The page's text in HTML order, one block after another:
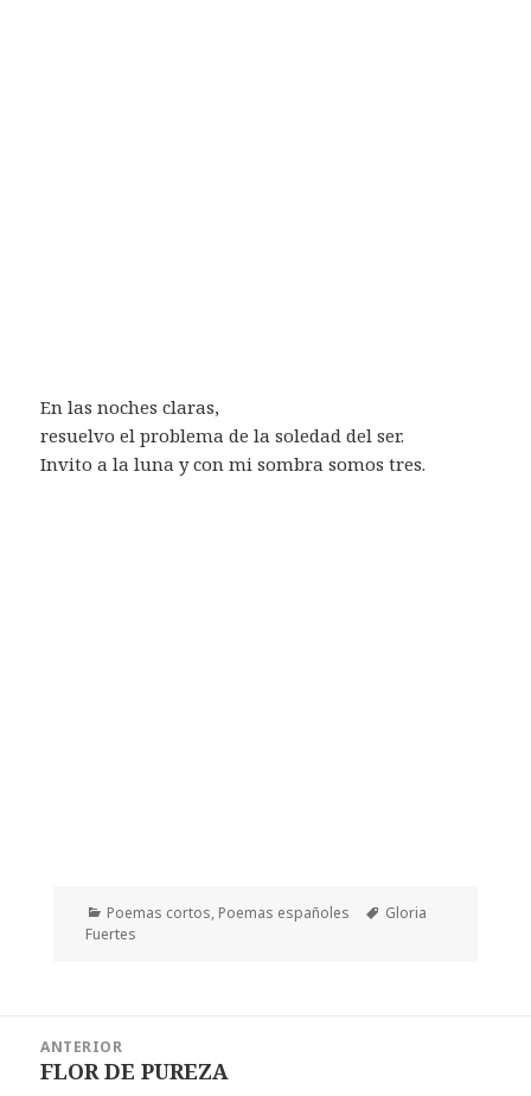
En las noches claras,
resuelvo el problema de la soledad del ser.
Invito a la luna y con mi sombra somos tres.
Categorías
Poemas cortos, Poemas españoles Etiquetas
Gloria
Fuertes
entradas
ANTERIOR
Entrada
FLOR DE PUREZA